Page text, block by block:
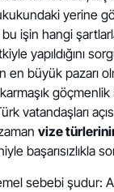
yerine
işin hangi
yapıldığını
büyük pazarı
vatandaşları
vize
başarısızlıkla
sebebi şudur: